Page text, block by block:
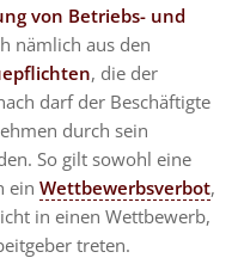
von Betriebs- und
nämlich aus den
, die der
darf der Beschäftigte
durch sein
So gilt sowohl eine
einWettbewerbsverbot,
in einen Wettbewerb,
treten.